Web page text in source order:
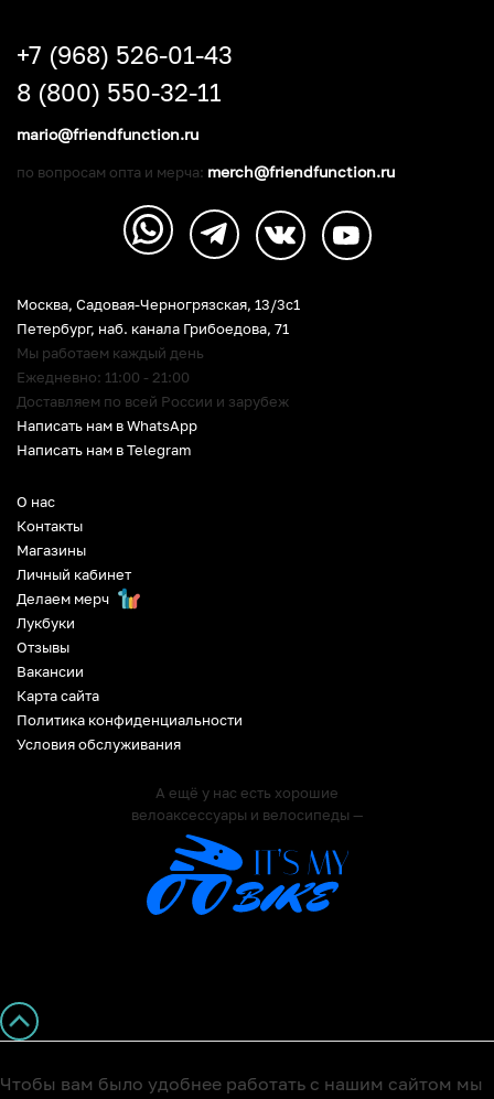
О нас
Контакты
Магазины
Личный кабинет
Делаем мерч
Лукбуки
Отзывы
Вакансии
Карта сайта
Политика конфиденциальности
Условия обслуживания
А ещё у нас есть хорошие
велоаксессуары и велосипеды —
Москва, Садовая-Черногрязская, 13/3c1
Петербург, наб. канала Грибоедова, 71
Мы работаем каждый день
Ежедневно: 11:00 - 21:00
Доставляем по всей России и зарубеж
Написать нам в WhatsApp
Написать нам в Telegram
+7 (968) 526-01-43
8 (800) 550-32-11
mario@friendfunction.ru
по вопросам опта и мерча: merch@friendfunction.ru
Чтобы вам было удобнее работать с нашим сайтом мы